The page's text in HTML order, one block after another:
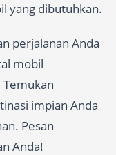
yang dibutuhkan.
perjalanan Anda
mobil
Temukan
impian Anda
Pesan
Anda!